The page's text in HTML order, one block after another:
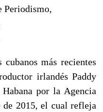
Periodismo,
más recientes
irlandés Paddy
por la Agencia
2015, el cual refleja